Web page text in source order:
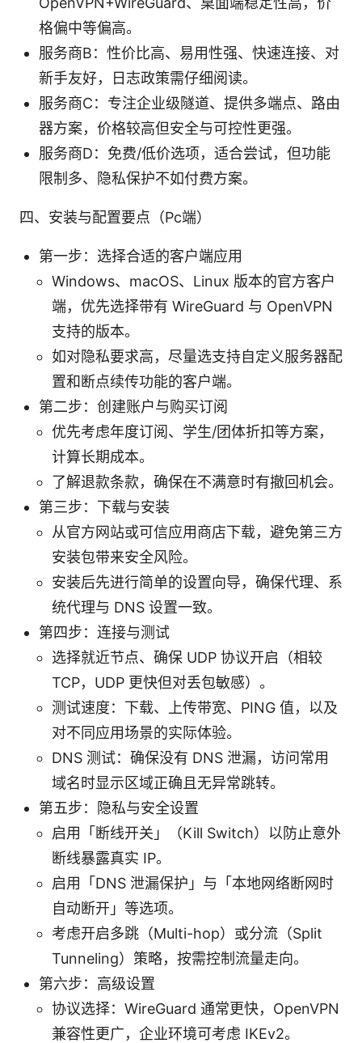
格偏中等偏高。
服务商B：性价比高、易用性强、快速连接、对
新手友好，日志政策需仔细阅读。
服务商C：专注企业级隧道、提供多端点、路由
器方案，价格较高但安全与可控性更强。
服务商D：免费/低价选项，适合尝试，但功能
限制多、隐私保护不如付费方案。
四、安装与配置要点（Pc端）
第一步：选择合适的客户端应用
Windows、macOS、Linux 版本的官方客户
端，优先选择带有 WireGuard 与 OpenVPN
支持的版本。
如对隐私要求高，尽量选支持自定义服务器配
置和断点续传功能的客户端。
第二步：创建账户与购买订阅
优先考虑年度订阅、学生/团体折扣等方案，
计算长期成本。
了解退款条款，确保在不满意时有撤回机会。
第三步：下载与安装
从官方网站或可信应用商店下载，避免第三方
安装包带来安全风险。
安装后先进行简单的设置向导，确保代理、系
统代理与 DNS 设置一致。
第四步：连接与测试
选择就近节点、确保 UDP 协议开启（相较
TCP，UDP 更快但对丢包敏感）。
测试速度：下载、上传带宽、PING 值，以及
对不同应用场景的实际体验。
DNS 测试：确保没有 DNS 泄漏，访问常用
域名时显示区域正确且无异常跳转。
第五步：隐私与安全设置
启用「断线开关」（Kill Switch）以防止意外
断线暴露真实 IP。
启用「DNS 泄漏保护」与「本地网络断网时
自动断开」等选项。
考虑开启多跳（Multi-hop）或分流（Split
Tunneling）策略，按需控制流量走向。
第六步：高级设置
协议选择：WireGuard 通常更快，OpenVPN
兼容性更广，企业环境可考虑 IKEv2。